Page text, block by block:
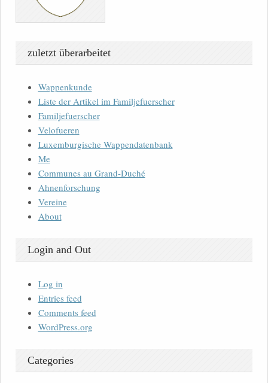
zuletzt überarbeitet
Wappenkunde
Liste der Artikel im Familjefuerscher
Familjefuerscher
Velofueren
Luxemburgische Wappendatenbank
Me
Communes au Grand-Duché
Ahnenforschung
Vereine
About
Login and Out
Log in
Entries feed
Comments feed
WordPress.org
Categories